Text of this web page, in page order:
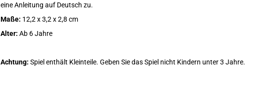
eine Anleitung auf Deutsch zu.
Maße: 12,2 x 3,2 x 2,8 cm
Alter: Ab 6 Jahre
Achtung: Spiel enthält Kleinteile. Geben Sie das Spiel nicht Kindern unter 3 Jahre.